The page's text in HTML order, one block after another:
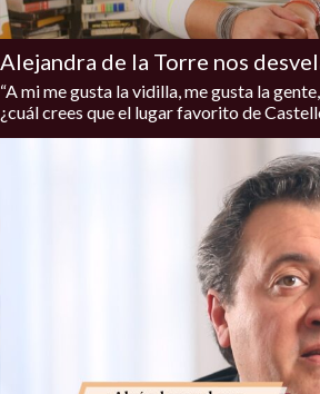
Alejandra de la Torre nos
“A mi me gusta la vidilla, me gusta la
¿cuál crees que el lugar favorito de